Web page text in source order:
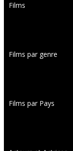
Films
Films par genre
Films par Pays